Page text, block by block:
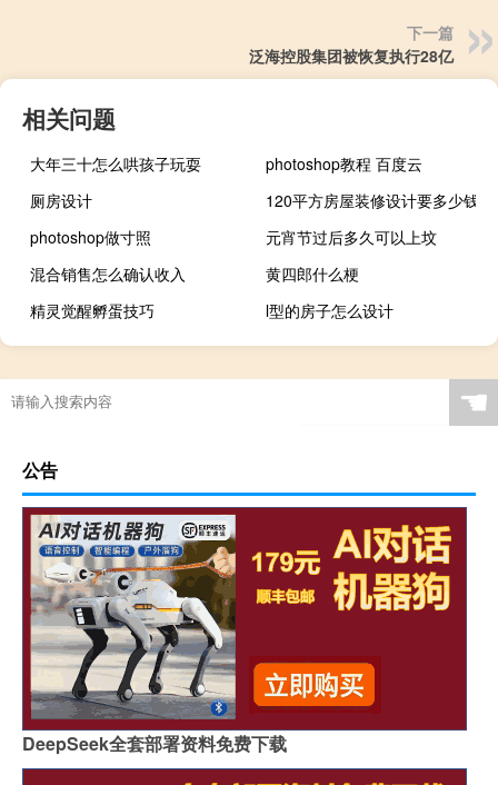
下一篇
泛海控股集团被恢复执行28亿
相关问题
大年三十怎么哄孩子玩耍
photoshop教程 百度云
厕房设计
120平方房屋装修设计要多少钱
photoshop做寸照
元宵节过后多久可以上坟
混合销售怎么确认收入
黄四郎什么梗
精灵觉醒孵蛋技巧
l型的房子怎么设计
☚
公告
DeepSeek全套部署资料免费下载